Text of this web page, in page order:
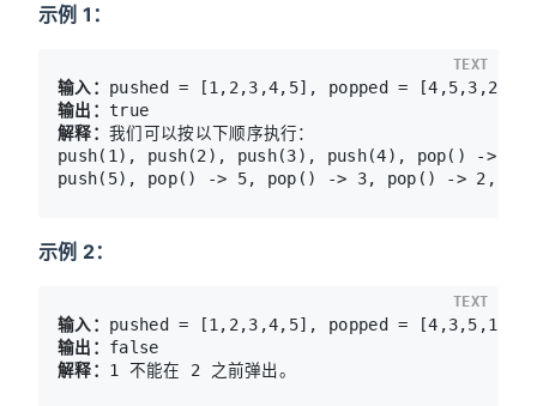
示例 1：
输入：
输出：
解释： 我们可以按以下顺序执行：
push(1), push(2), push(3), push(4), pop() -> 4,
TEXT
示例 2：
输入：
输出：
解释：
TEXT